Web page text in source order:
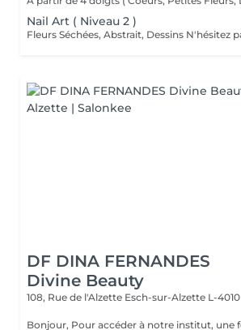
Nail Art ( Niveau 2 )
DF DINA FERNANDES
Divine Beauty
108, Rue de l'Alzette Esch-sur-Alzette L-4010
Bonjour, Pour accéder à notre institut, une fois arrivé au